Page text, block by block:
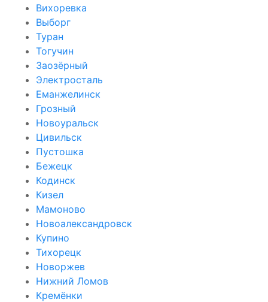
Вихоревка
Выборг
Туран
Тогучин
Заозёрный
Электросталь
Еманжелинск
Грозный
Новоуральск
Цивильск
Пустошка
Бежецк
Кодинск
Кизел
Мамоново
Новоалександровск
Купино
Тихорецк
Новоржев
Нижний Ломов
Кремёнки